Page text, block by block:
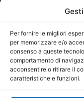
Per fornire le migliori
per memorizzare e/o
consenso a queste
comportamento di
acconsentire o ritirare il
caratteristiche e funzioni.
Direttore
Direttore